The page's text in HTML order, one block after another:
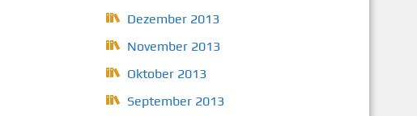
Dezember 2013
November 2013
Oktober 2013
September 2013